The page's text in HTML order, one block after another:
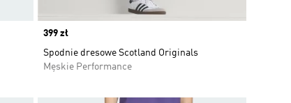
Price
399 zł
Spodnie dresowe Scotland Originals
Męskie Performance